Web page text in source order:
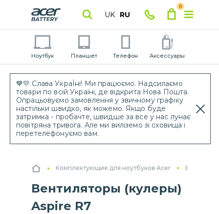
💙💛 Слава УкраЇні! Ми працюємо. Надсилаємо
товари по всій Україні, де відкрита Нова Пошта.
Опрацьовуємо замовлення у звичному графіку
настільки швидко, як можемо. Якщо буде
затримка - пробачте, швидше за все у нас лунає
повітряна тривога. Але ми виліземо зі сховища і
перетелефонуємо вам.
UK RU
0
Ноутбук Планшет Телефон Аксессуары
Комплектующие для ноутбуков Acer
Вентиляторы (кулеры)
Aspire R7